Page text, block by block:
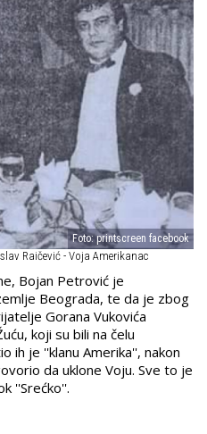
Foto: printscreen facebook
Raičević - Voja Amerikanac
Bojan Petrović je
Beograda, te da je zbog
Gorana Vukovića
koji su bili na čelu
ih je ''klanu Amerika'', nakon
da uklone Voju. Sve to je
''Srećko''.